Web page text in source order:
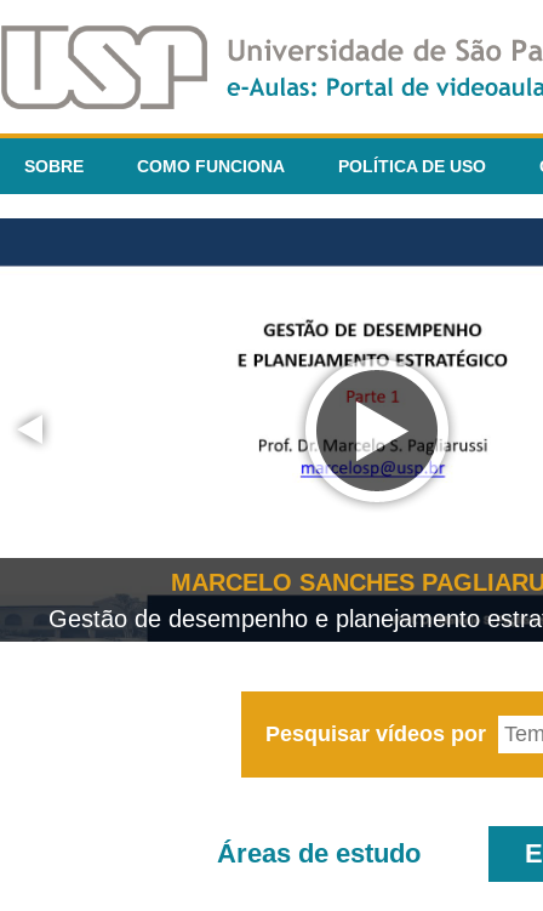
SOBRE COMO FUNCIONA POLÍTICA DE USO
MARCELO SANCHES
Gestão de desempenho e planejamento
Pesquisar vídeos por
Áreas de estudo